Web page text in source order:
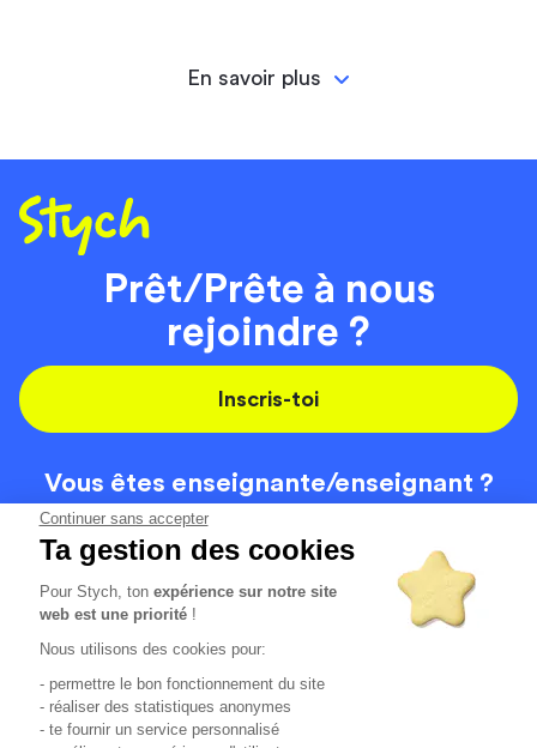
Continuer sans accepter
Ta gestion des cookies
Pour Stych, tonexpérience sur notre site
web est une priorité !
Nous utilisons des cookies pour:
- permettre le bon fonctionnement du site
- réaliser des statistiques anonymes
- te fournir un service personnalisé
En savoir plus
Prêt/Prête à nous
rejoindre ?
Inscris-toi
Vous êtes enseignante/enseignant ?
On recrute
Code de la route
Localisation
Contact